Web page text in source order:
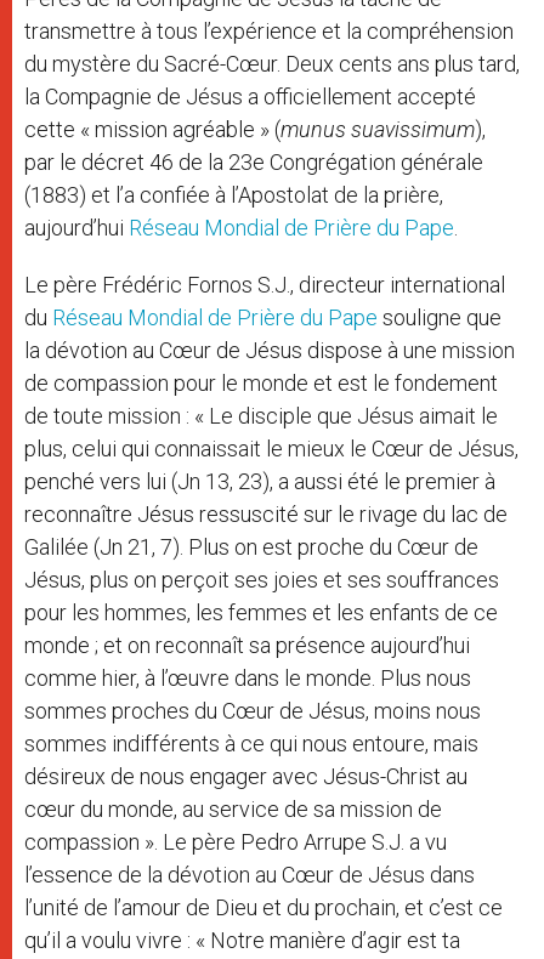
transmettre à tous l’expérience et la compréhension
du mystère du Sacré-Cœur. Deux cents ans plus tard,
la Compagnie de Jésus a officiellement accepté
cette « mission agréable » (munus suavissimum),
par le décret 46 de la 23e Congrégation générale
(1883) et l’a confiée à l’Apostolat de la prière,
aujourd’hui Réseau Mondial de Prière du Pape
Le père Frédéric Fornos S.J., directeur international
du Réseau Mondial de Prière du Pape souligne que
la dévotion au Cœur de Jésus dispose à une mission
de compassion pour le monde et est le fondement
de toute mission : « Le disciple que Jésus aimait le
plus, celui qui connaissait le mieux le Cœur de Jésus,
penché vers lui (Jn 13, 23), a aussi été le premier à
reconnaître Jésus ressuscité sur le rivage du lac de
Galilée (Jn 21, 7). Plus on est proche du Cœur de
Jésus, plus on perçoit ses joies et ses souffrances
pour les hommes, les femmes et les enfants de ce
monde ; et on reconnaît sa présence aujourd’hui
comme hier, à l’œuvre dans le monde. Plus nous
sommes proches du Cœur de Jésus, moins nous
sommes indifférents à ce qui nous entoure, mais
désireux de nous engager avec Jésus-Christ au
cœur du monde, au service de sa mission de
compassion ». Le père Pedro Arrupe S.J. a vu
l’essence de la dévotion au Cœur de Jésus dans
l’unité de l’amour de Dieu et du prochain, et c’est ce
qu’il a voulu vivre : « Notre manière d’agir est ta